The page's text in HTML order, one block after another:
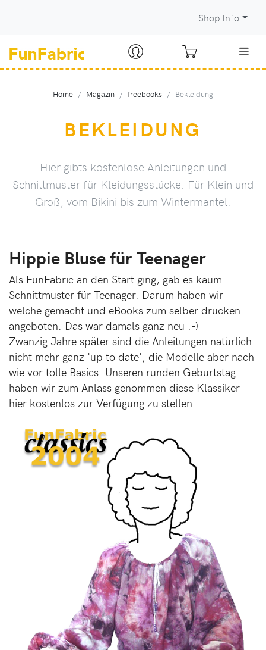
Shop Info
Home Magazin freebooks Bekleidung
BEKLEIDUNG
Hier gibts kostenlose Anleitungen und
Schnittmuster für Kleidungsstücke. Für Klein und
Groß, vom Bikini bis zum Wintermantel.
Hippie Bluse für Teenager
Als FunFabric an den Start ging, gab es kaum
Schnittmuster für Teenager. Darum haben wir
welche gemacht und eBooks zum selber drucken
angeboten. Das war damals ganz neu :-)
Zwanzig Jahre später sind die Anleitungen natürlich
nicht mehr ganz 'up to date', die Modelle aber nach
wie vor tolle Basics. Unseren runden Geburtstag
haben wir zum Anlass genommen diese Klassiker
hier kostenlos zur Verfügung zu stellen.